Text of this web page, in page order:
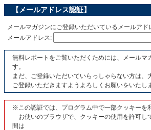
【メールアドレス認証】
メールマガジンにご登録いただいているメールアド
メールアドレス:
無料レポートをご覧いただくためには、メール
す。
まだ、ご登録いただいていらっしゃらない方は、
ご登録いただきますようよろしくお願いをいたし
※この認証では、プログラム中で一部クッキーを
お使いのブラウザで、クッキーの使用を許可し
間は